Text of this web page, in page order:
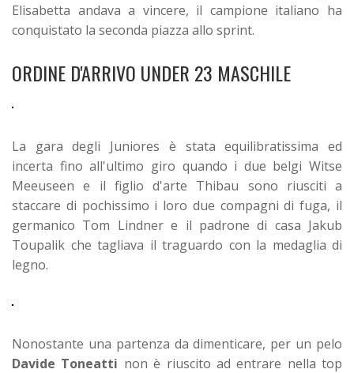
Elisabetta andava a vincere, il campione italiano ha
conquistato la seconda piazza allo sprint.
ORDINE D'ARRIVO UNDER 23 MASCHILE
La gara degli Juniores è stata equilibratissima ed
incerta fino all'ultimo giro quando i due belgi Witse
Meeuseen e il figlio d'arte Thibau sono riusciti a
staccare di pochissimo i loro due compagni di fuga, il
germanico Tom Lindner e il padrone di casa Jakub
Toupalik che tagliava il traguardo con la medaglia di
legno.
Nonostante una partenza da dimenticare, per un pelo
Davide Toneatti non è riuscito ad entrare nella top